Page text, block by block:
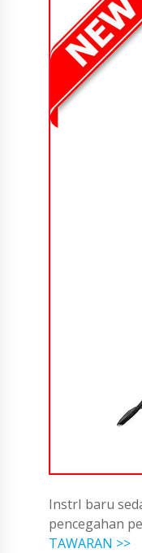
InstrI baru
pencegahan
TAWARAN >>